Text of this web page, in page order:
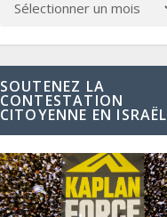
SOUTENEZ LA
CONTESTATION
CITOYENNE EN ISRAËL